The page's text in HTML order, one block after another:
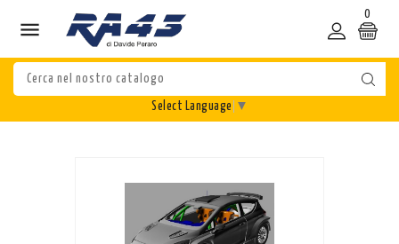

0
Select Language ▼